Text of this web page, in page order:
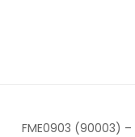
FME0903 (90003)